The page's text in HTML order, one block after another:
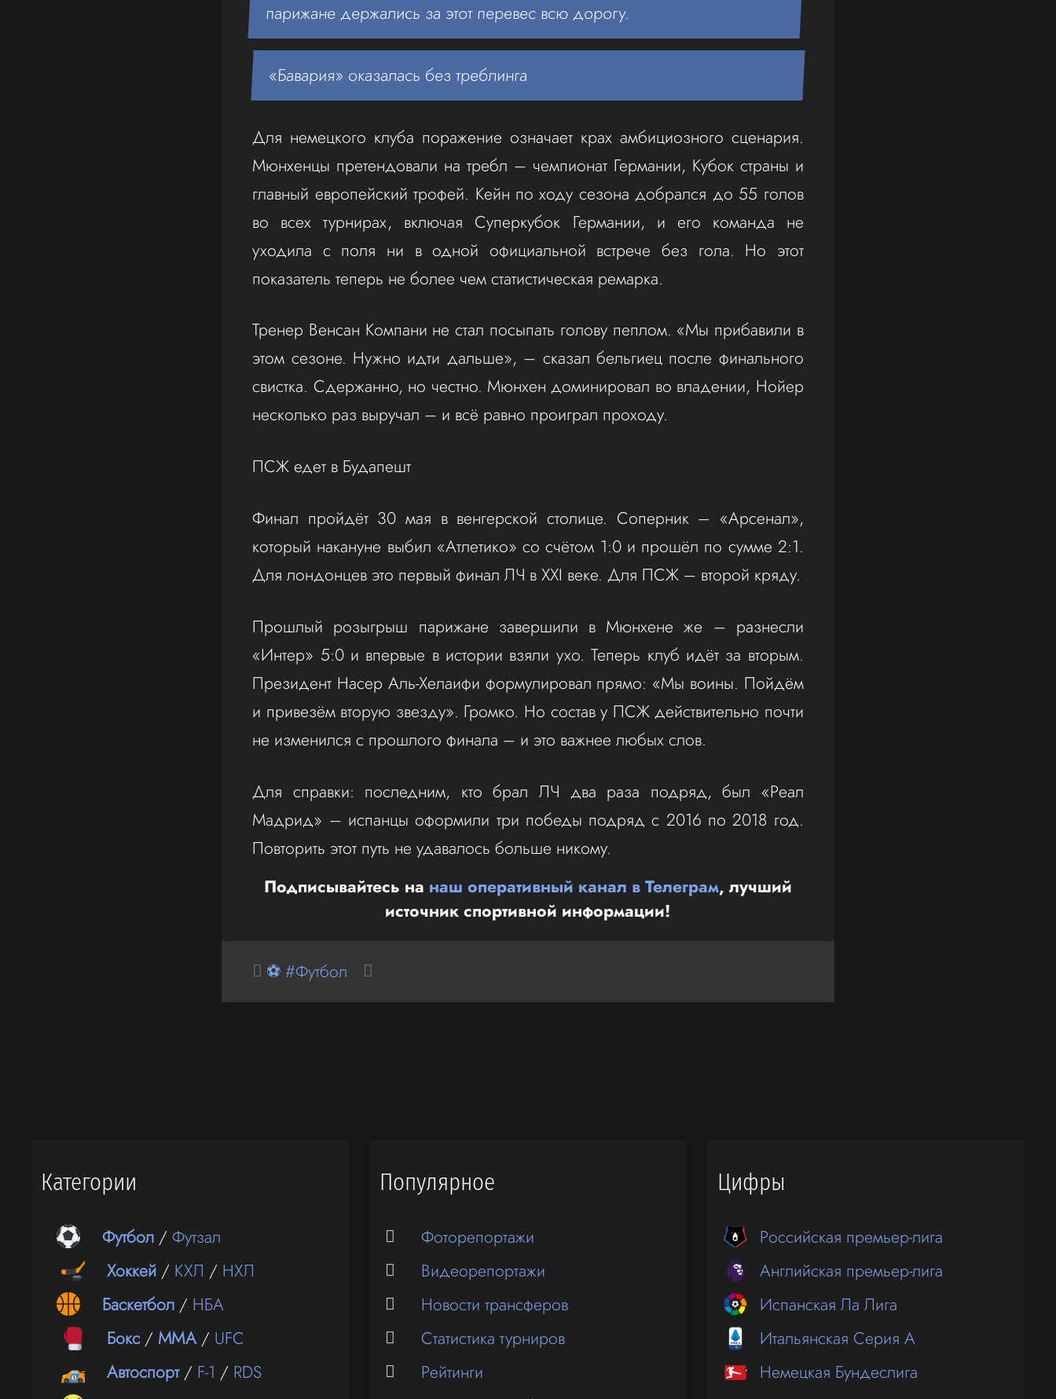
парижане держались за этот перевес всю дорогу.
«Бавария» оказалась без треблинга
Для немецкого клуба поражение означает крах амбициозного сценария.
Мюнхенцы претендовали на требл – чемпионат Германии, Кубок страны и
главный европейский трофей. Кейн по ходу сезона добрался до 55 голов
во всех турнирах, включая Суперкубок Германии, и его команда не
уходила с поля ни в одной официальной встрече без гола. Но этот
показатель теперь не более чем статистическая ремарка.
Тренер Венсан Компани не стал посыпать голову пеплом. «Мы прибавили в
этом сезоне. Нужно идти дальше», – сказал бельгиец после финального
свистка. Сдержанно, но честно. Мюнхен доминировал во владении, Нойер
несколько раз выручал – и всё равно проиграл проходу.
ПСЖ едет в Будапешт
Финал пройдёт 30 мая в венгерской столице. Соперник – «Арсенал»,
который накануне выбил «Атлетико» со счётом 1:0 и прошёл по сумме 2:1.
Для лондонцев это первый финал ЛЧ в XXI веке. Для ПСЖ – второй кряду.
Прошлый розыгрыш парижане завершили в Мюнхене же – разнесли
«Интер» 5:0 и впервые в истории взяли ухо. Теперь клуб идёт за вторым.
Президент Насер Аль-Хелаифи формулировал прямо: «Мы воины. Пойдём
и привезём вторую звезду». Громко. Но состав у ПСЖ действительно почти
не изменился с прошлого финала – и это важнее любых слов.
Для справки: последним, кто брал ЛЧ два раза подряд, был «Реал
Мадрид» – испанцы оформили три победы подряд с 2016 по 2018 год.
Повторить этот путь не удавалось больше никому.
Подписывайтесь на наш оперативный канал в Телеграм, лучший
источник спортивной информации!
⚽ #Футбол
Категории
Футбол /Футзал
Хоккей / КХЛ / НХЛ
Баскетбол / НБА
Бокс / ММА/ UFC
Автоспорт/ F-1 / RDS
Популярное
Фоторепортажи
Видеорепортажи
Новости трансферов
Статистика турниров
Рейтинги
Цифры
Российская премьер-лига
Английская премьер-лига
Испанская Ла Лига
Итальянская Серия А
Немецкая Бундеслига